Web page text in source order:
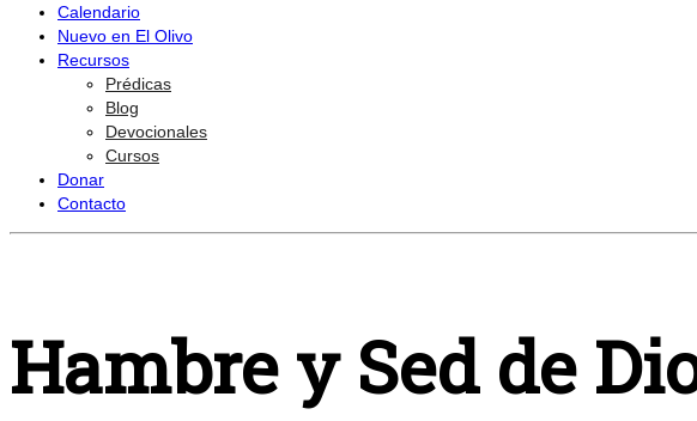
Calendario
Nuevo en El Olivo
Recursos
Prédicas
Blog
Devocionales
Cursos
Donar
Contacto
Hambre y Sed de